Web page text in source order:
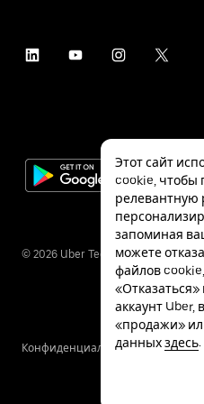
© 2026 Uber Technologies Inc.
Конфиденциальность
Этот сайт
cookie, чтобы
релевантную
запоминая
можете
файлов
«Отказаться»
аккаунт Uber,
«продажи»
данныхздесь.